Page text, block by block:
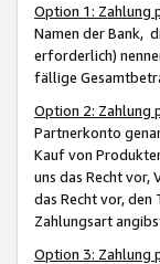
Option 1: Zahlung
Namen der Bank,
erforderlich)
fällige
Option 2: Zahlung
Partnerkonto
Kauf von
uns das Recht
das Recht vor,
Zahlungsart
Option 3: Zahlung